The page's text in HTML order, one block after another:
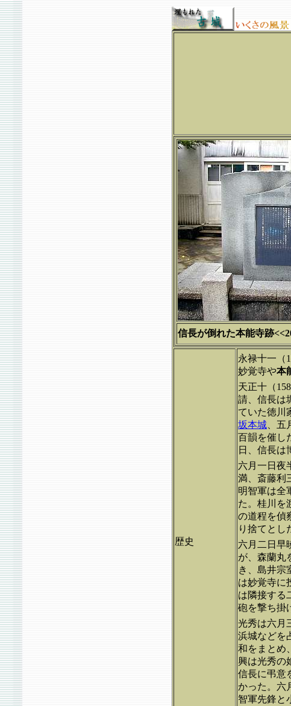
信長が倒れた本能寺跡
歴史
永禄十一（
妙覚寺や本
天正十（
請、信長は
ていた徳川
坂本城 、
百韻を催し
日、信長は
六月一日夜
満、斎藤利
明智軍は全
た。桂川を
の道程を偵
り捨てとし
六月二日早
が、森蘭丸
き、島井宗
は妙覚寺に
は隣接する
砲を撃ち掛
光秀は六月
浜城などを
和をまとめ
興は光秀の
信長に弔意
かった。六
智軍先鋒と